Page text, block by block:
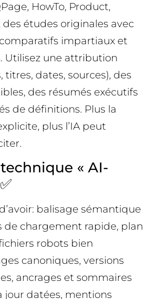
HowTo, Product,
études originales avec
impartiaux et
Utilisez une attribution
titres, dates, sources), des
des résumés exécutifs
de définitions. Plus la
plus l’IA peut
« AI-
balisage sémantique
de chargement rapide, plan
robots bien
canoniques, versions
ancrages et sommaires
jour datées, mentions